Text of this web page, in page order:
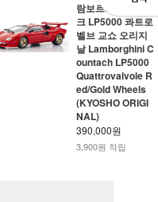
람보르기니 카운타
크 LP5000 콰트로
벨브 교쇼 오리지
날 Lamborghini C
ountach LP5000
Quattrovalvole R
ed/Gold Wheels
(KYOSHO ORIGI
NAL)
390,000원
3,900원 적립